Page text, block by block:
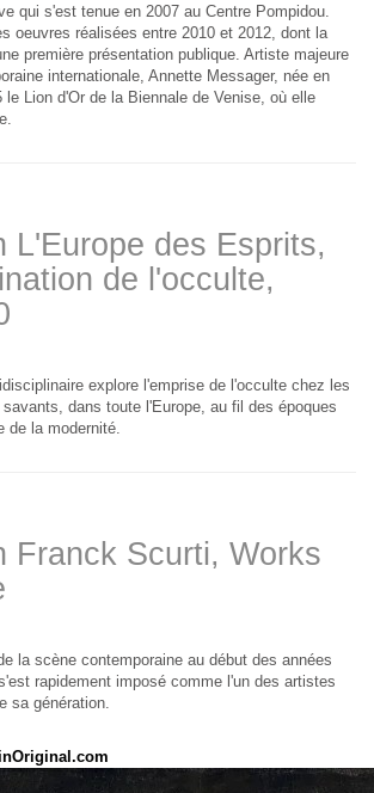
qui s'est tenue en 2007 au Centre Pompidou.
oeuvres réalisées entre 2010 et 2012, dont la
première présentation publique. Artiste majeure
internationale, Annette Messager, née en
le Lion d'Or de la Biennale de Venise, où elle
L'Europe des Esprits,
de l'occulte,
explore l'emprise de l'occulte chez les
dans toute l'Europe, au fil des époques
de la modernité.
Franck Scurti, Works
la scène contemporaine au début des années
rapidement imposé comme l'un des artistes
sa génération.